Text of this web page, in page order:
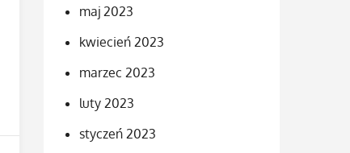
maj 2023
kwiecień 2023
marzec 2023
luty 2023
styczeń 2023